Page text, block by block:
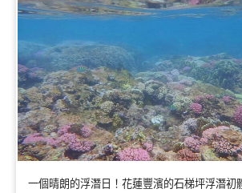
一個晴朗的浮潛日！花蓮豐濱的石梯坪浮潛初